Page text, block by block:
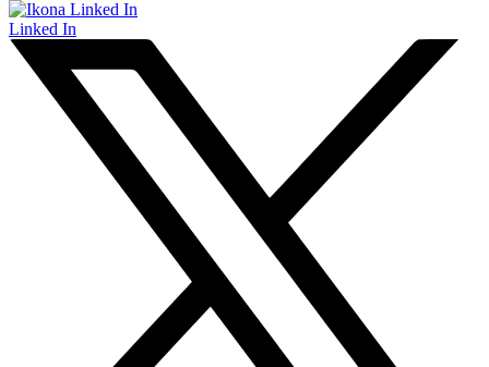
Linked In